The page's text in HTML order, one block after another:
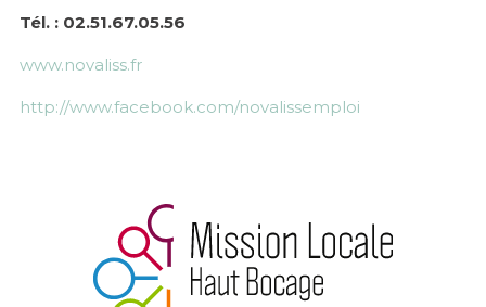
Tél. : 02.51.67.05.56
www.novaliss.fr
http://www.facebook.com/novalissemploi